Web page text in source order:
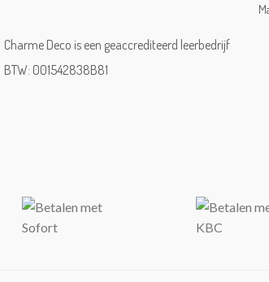
Charme Deco is een geaccrediteerd leerbedrijf
BTW: 001542838B81